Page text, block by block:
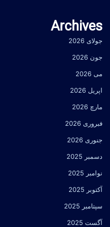
Archives
جولای 2026
جون 2026
می 2026
اپریل 2026
مارچ 2026
فبروری 2026
جنوری 2026
دسمبر 2025
نوامبر 2025
آکتوبر 2025
سپتامبر 2025
آگست 2025